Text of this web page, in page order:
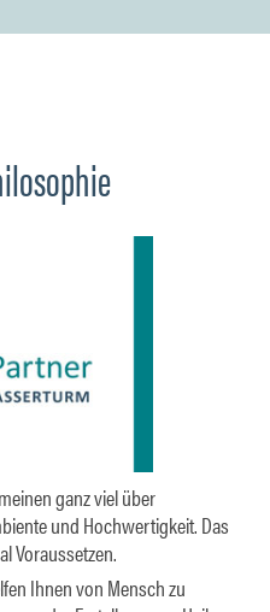
ganz viel über
und Hochwertigkeit. Das
Voraussetzen.
Ihnen von Mensch zu